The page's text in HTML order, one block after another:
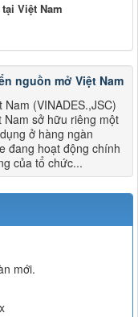
Việt Nam
nguồn mở Việt Nam
(VINADES.,JSC)
Nam sở hữu riêng một
ở hàng ngàn
đang hoạt động chính
của tổ chức...
mới.